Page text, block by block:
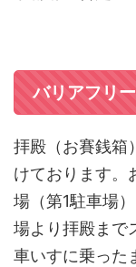
バリアフリ
拝殿（お賽銭箱
けております。
場（第1駐車場
場より拝殿まで
車いすに乗った